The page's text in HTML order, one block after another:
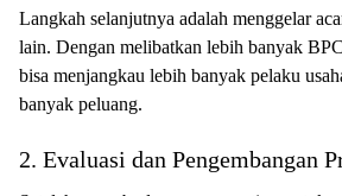
Langkah selanjutnya adalah menggelar
lain. Dengan melibatkan lebih banyak
bisa menjangkau lebih banyak pelaku
banyak peluang.
2. Evaluasi dan Pengembangan